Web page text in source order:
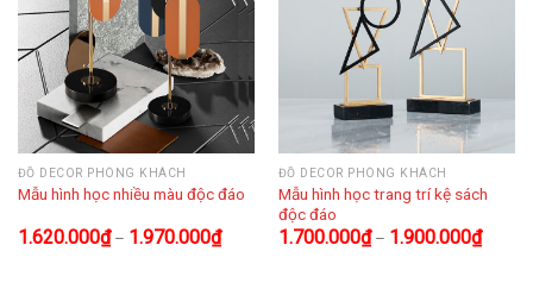
ĐỒ DECOR PHÒNG KHÁCH
Mẫu hình học nhiều màu độc đáo
1.620.000₫– 1.970.000₫
ĐỒ DECOR PHÒNG KHÁCH
Mẫu hình học trang trí kệ sách
độc đáo
1.700.000₫– 1.900.000₫